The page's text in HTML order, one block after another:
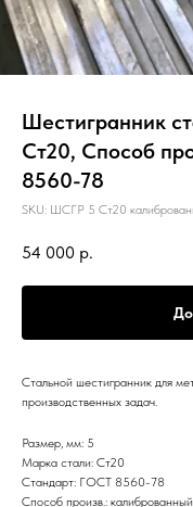
Шестигранник
Ст20, Способ
8560-78
SKU: ШСГР 5 Ст20
54 000 р.
Стальной шестигранник для
производственных задач.
Размер, мм: 5
Марка стали: Ст20
Стандарт: ГОСТ 8560-78
Способ произв.: калиброванный